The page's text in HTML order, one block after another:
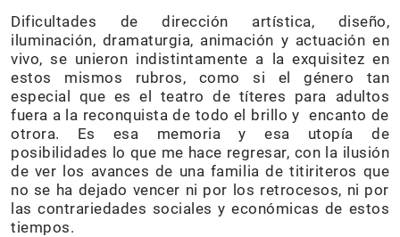
Dificultades de dirección artística, diseño,
iluminación, dramaturgia, animación y actuación en
vivo, se unieron indistintamente a la exquisitez en
estos mismos rubros, como si el género tan
especial que es el teatro de títeres para adultos
fuera a la reconquista de todo el brillo y encanto de
otrora. Es esa memoria y esa utopía de
posibilidades lo que me hace regresar, con la ilusión
de ver los avances de una familia de titiriteros que
no se ha dejado vencer ni por los retrocesos, ni por
las contrariedades sociales y económicas de estos
tiempos.